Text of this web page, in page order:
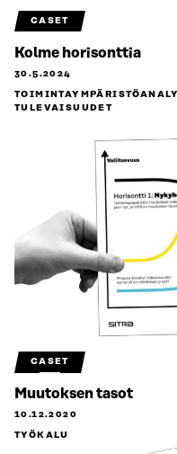
CASET
Kolme horisonttia
30.5.2024
TULEVAISUUDET
CASET
Muutoksen tasot
10.12.2020
TYÖKALU